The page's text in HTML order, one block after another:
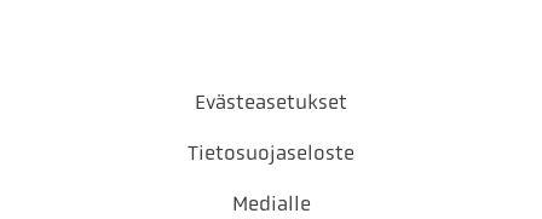
Evästeasetukset
Tietosuojaseloste
Medialle